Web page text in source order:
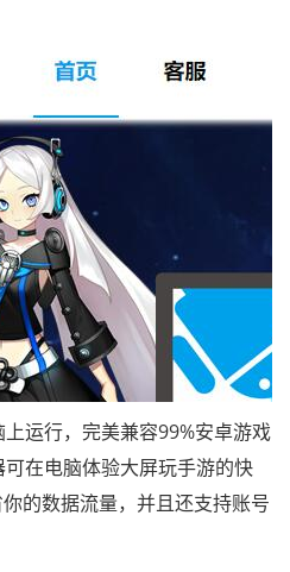
运行，完美兼容99%安卓游戏
在电脑体验大屏玩手游的快
的数据流量，并且还支持账号